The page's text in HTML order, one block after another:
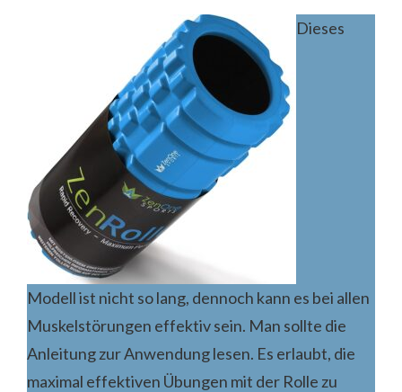
Dieses
Modell ist nicht so lang, dennoch kann es bei allen
Muskelstörungen effektiv sein. Man sollte die
Anleitung zur Anwendung lesen. Es erlaubt, die
maximal effektiven Übungen mit der Rolle zu